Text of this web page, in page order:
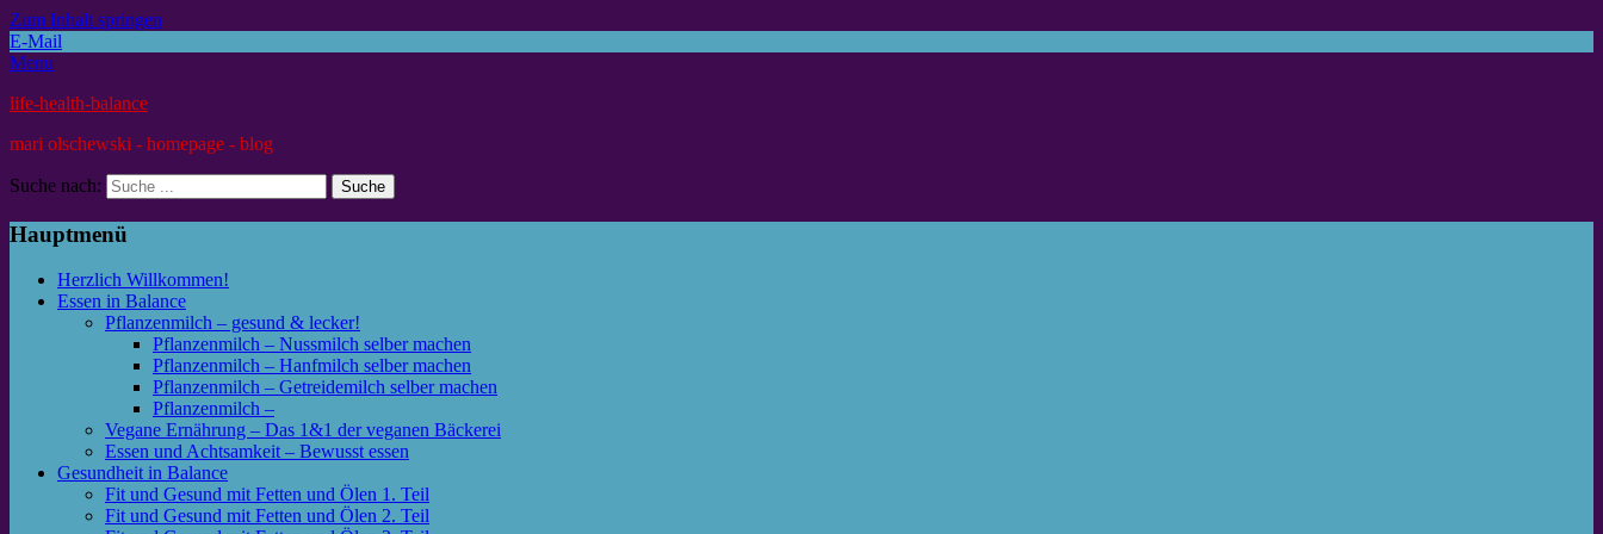
Zum Inhalt springen
E-Mail
Menu
life-health-balance
mari olschewski - homepage - blog
Suche nach:
Hauptmenü
Herzlich Willkommen!
Essen in Balance
Pflanzenmilch – gesund & lecker!
Pflanzenmilch – Nussmilch selber machen
Pflanzenmilch – Hanfmilch selber machen
Pflanzenmilch – Getreidemilch selber machen
Pflanzenmilch –
Vegane Ernährung – Das 1&1 der veganen Bäckerei
Essen und Achtsamkeit – Bewusst essen
Gesundheit in Balance
Fit und Gesund mit Fetten und Ölen 1. Teil
Fit und Gesund mit Fetten und Ölen 2. Teil